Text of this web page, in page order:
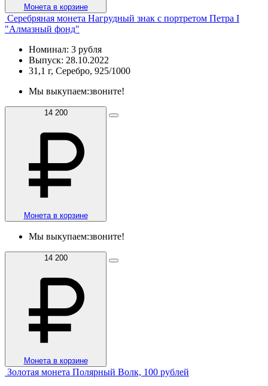
Монета в корзине
Серебряная монета Нагрудный знак с портретом Петра I
"Алмазный фонд"
Номинал: 3 рубля
Выпуск: 28.10.2022
31,1 г, Серебро, 925/1000
Мы выкупаем:звоните!
14 200
Монета в корзине
Мы выкупаем:звоните!
14 200
Монета в корзине
Золотая монета Полярный Волк, 100 рублей